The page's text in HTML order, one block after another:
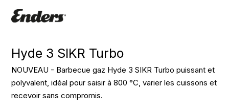
Hyde 3 SIKR Turbo
NOUVEAU - Barbecue gaz Hyde 3 SIKR Turbo puissant et
polyvalent, idéal pour saisir à 800 °C, varier les cuissons et
recevoir sans compromis.